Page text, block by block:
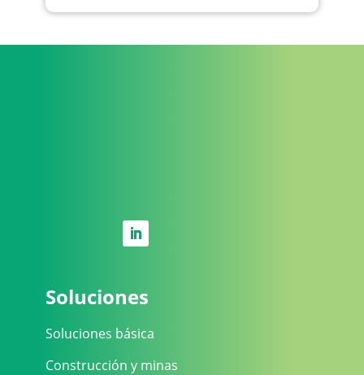
Soluciones
Soluciones básica
Construcción y minas